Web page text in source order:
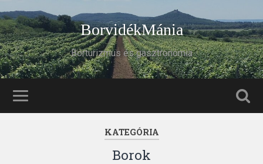
BorvidékMánia
Borturizmus és gasztronómia
KATEGÓRIA
Borok